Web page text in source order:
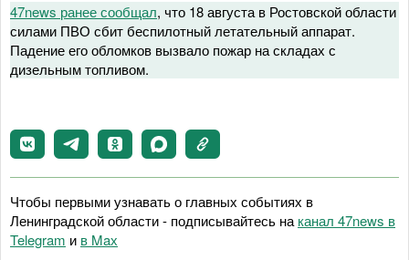
47news ранее сообщал, что 18 августа в Ростовской области
силами ПВО сбит беспилотный летательный аппарат.
Падение его обломков вызвало пожар на складах с
дизельным топливом.
Чтобы первыми узнавать о главных событиях в
Ленинградской области - подписывайтесь на канал 47news в
Telegram и в Maх